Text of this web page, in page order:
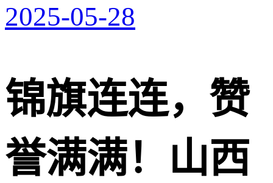
2025-05-28
锦旗连连，赞
誉满满！山西